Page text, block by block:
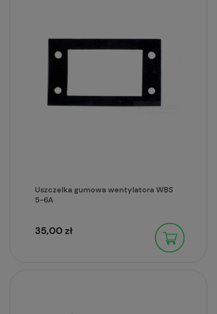
Uszczelka gumowa wentylatora WBS
5-6A
35,00 zł